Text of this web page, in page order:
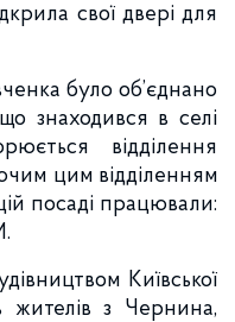
свої двері для
було об’єднано
знаходився в селі
відділення
цим відділенням
посаді працювали:
Київської
з Чернина,